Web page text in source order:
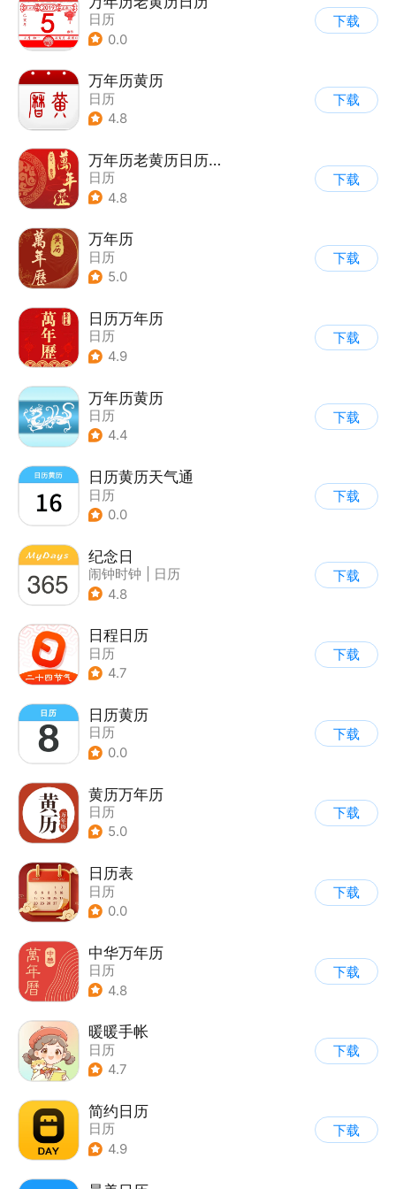
日历
0.0
下载
万年历黄历
日历
4.8
下载
万年历老黄历日历吉日
日历
4.8
下载
万年历
日历
5.0
下载
日历万年历
日历
4.9
下载
万年历黄历
日历
4.4
下载
日历黄历天气通
日历
0.0
下载
纪念日
闹钟时钟
日历
4.8
下载
日程日历
日历
4.7
下载
日历黄历
日历
0.0
下载
黄历万年历
日历
5.0
下载
日历表
日历
0.0
下载
中华万年历
日历
4.8
下载
暖暖手帐
日历
4.7
下载
简约日历
日历
4.9
下载